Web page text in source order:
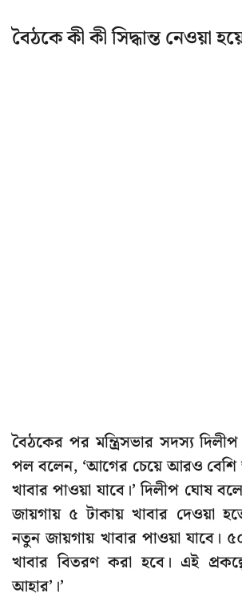
বৈঠকে কী কী সিদ্ধান্ত নেওয়া
বৈঠকের পর মন্ত্রিসভার সদস্য
পল বলেন, ‘আগের চেয়ে আরও বেশি
খাবার পাওয়া যাবে।’ দিলীপ ঘোষ
জায়গায় ৫ টাকায় খাবার দেওয়া
নতুন জায়গায় খাবার পাওয়া যাবে।
খাবার বিতরণ করা হবে। এই
আহার’।’